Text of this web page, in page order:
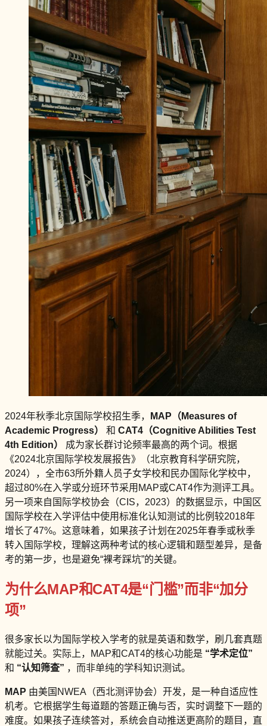
2024年秋季北京国际学校招生季，
MAP（Measures of
Academic Progress）
和 CAT4（Cognitive Abilities Test
4th Edition）
成为家长群讨论频率最高的两个词。根据
《2024北京国际学校发展报告》（北京教育科学研究院，
2024），全市63所外籍人员子女学校和民办国际化学校中，
超过80%在入学或分班环节采用MAP或CAT4作为测评工具。
另一项来自国际学校协会（CIS，2023）的数据显示，中国区
国际学校在入学评估中使用标准化认知测试的比例较2018年
增长了47%。这意味着，如果孩子计划在2025年春季或秋季
转入国际学校，理解这两种考试的核心逻辑和题型差异，是备
考的第一步，也是避免“裸考踩坑”的关键。
为什么MAP和CAT4是“门槛”而非“加分
项”
很多家长以为国际学校入学考的就是英语和数学，刷几套真题
就能过关。实际上，MAP和CAT4的核心功能是 “学术定位”
和 “认知筛查” ，而非单纯的学科知识测试。
MAP 由美国NWEA（西北测评协会）开发，是一种自适应性
机考。它根据学生每道题的答题正确与否，实时调整下一题的
难度。如果孩子连续答对，系统会自动推送更高阶的题目，直